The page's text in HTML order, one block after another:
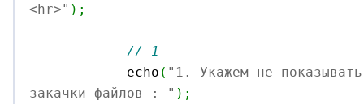
<hr>" ) ;
// 1
            echo
( "1. Укажем не
закачки файлов : " ) ;